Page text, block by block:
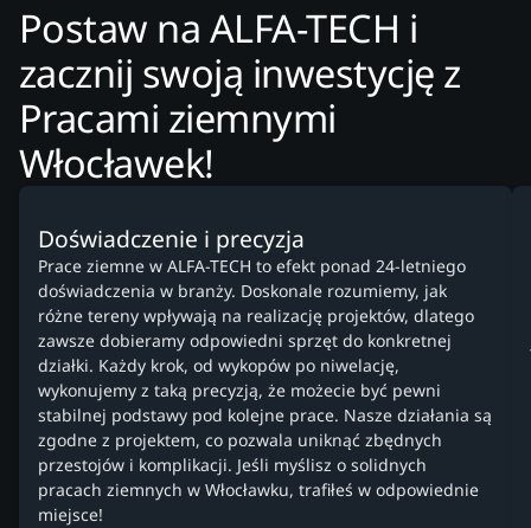
Postaw na ALFA-TECH i
zacznij swoją inwestycję z
Pracami ziemnymi
Włocławek!
Doświadczenie i precyzja
Prace ziemne w ALFA-TECH to efekt ponad 24-letniego
doświadczenia w branży. Doskonale rozumiemy, jak
różne tereny wpływają na realizację projektów, dlatego
zawsze dobieramy odpowiedni sprzęt do konkretnej
działki. Każdy krok, od wykopów po niwelację,
wykonujemy z taką precyzją, że możecie być pewni
stabilnej podstawy pod kolejne prace. Nasze działania są
zgodne z projektem, co pozwala uniknąć zbędnych
przestojów i komplikacji. Jeśli myślisz o solidnych
pracach ziemnych w Włocławku, trafiłeś w odpowiednie
miejsce!